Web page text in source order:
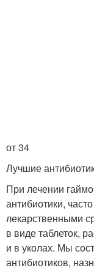
от 34
Лучшие
При лечении
антибиотики,
лекарственными
в виде таблеток,
и в уколах. Мы
антибиотиков,